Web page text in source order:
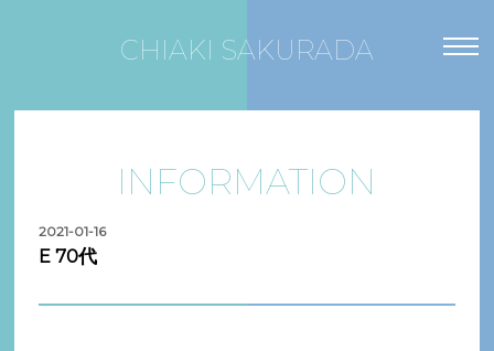
CHIAKI SAKURADA
INFORMATION
2021-01-16
E 70代